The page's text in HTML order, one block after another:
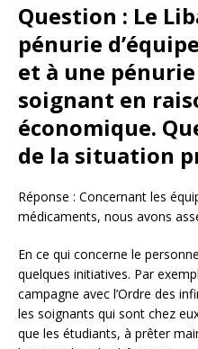
Question : Le
pénurie
et à une
soignant en
économique.
de la situation
Réponse : Concernant les
médicaments, nous avons
En ce qui concerne le
quelques initiatives. Par
campagne avec l’Ordre des
les soignants qui sont chez
que les étudiants, à prêter